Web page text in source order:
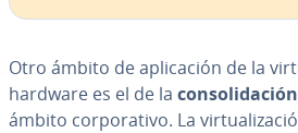
Otro ámbito de apli­ca­ción de la
hardware es el de la
ámbito co­r­po­ra­ti­vo. La